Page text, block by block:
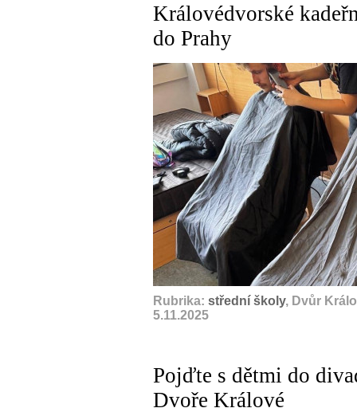
Královédvorské
do Prahy
Rubrika: střední školy, Dvůr
5.11.2025
Pojďte s dětmi do
Dvoře Králové